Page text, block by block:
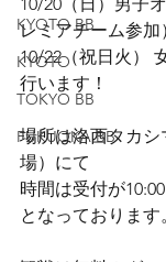
KYOTO BB
KYOTO
TOKYO BB
FUKUOKA BB
レミアチーム参加
10/22（祝日火）
行います！
場所は洛西タカ
場）にて
時間は受付が
となっております